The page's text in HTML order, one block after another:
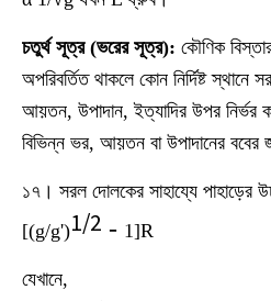
চতুর্থ সূত্র (ভরের সূত্র): কৌণিক
অপরিবর্তিত থাকলে কোন নির্দিষ্ট
আয়তন, উপাদান, ইত্যাদির উপর নির্ভর
বিভিন্ন ভর, আয়তন বা উপাদানের
১৭। সরল দোলকের সাহায্যে পাহাড়ের
[(g/g')1/2 - 1]R
যেখানে,